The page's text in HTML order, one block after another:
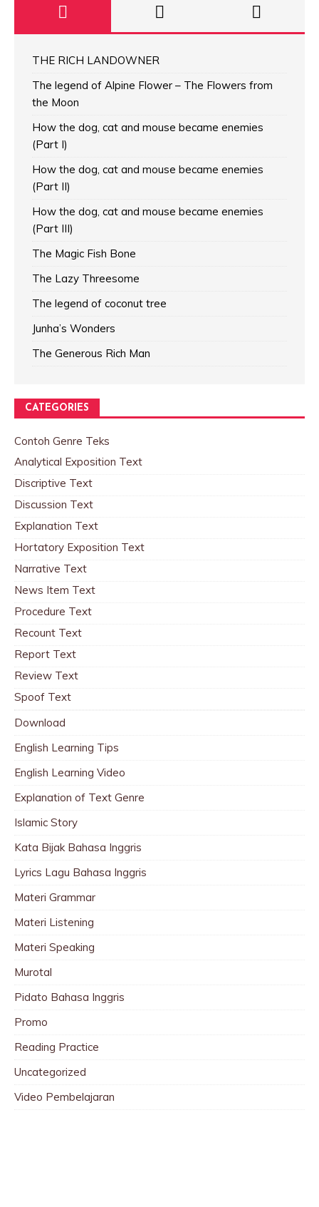
THE RICH LANDOWNER
The legend of Alpine Flower – The Flowers from
the Moon
How the dog, cat and mouse became enemies
(Part I)
How the dog, cat and mouse became enemies
(Part II)
How the dog, cat and mouse became enemies
(Part III)
The Magic Fish Bone
The Lazy Threesome
The legend of coconut tree
Junha’s Wonders
The Generous Rich Man
CATEGORIES
Contoh Genre Teks
Analytical Exposition Text
Discriptive Text
Discussion Text
Explanation Text
Hortatory Exposition Text
Narrative Text
News Item Text
Procedure Text
Recount Text
Report Text
Review Text
Spoof Text
Download
English Learning Tips
English Learning Video
Explanation of Text Genre
Islamic Story
Kata Bijak Bahasa Inggris
Lyrics Lagu Bahasa Inggris
Materi Grammar
Materi Listening
Materi Speaking
Murotal
Pidato Bahasa Inggris
Promo
Reading Practice
Uncategorized
Video Pembelajaran